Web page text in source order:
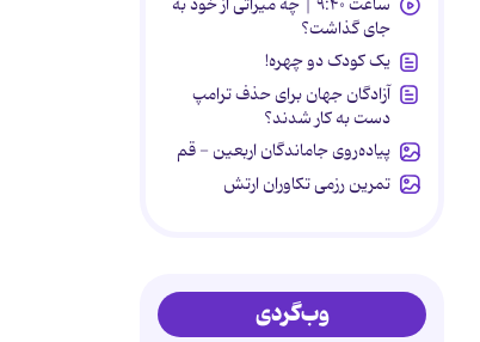
جای گذاشت؟
یک کودک دو چهره!
آزادگان جهان برای حذف ترامپ
دست به کار شدند؟
پیاده‌روی جاماندگان اربعین - قم
تمرین رزمی تکاوران ارتش
وب‌گردی